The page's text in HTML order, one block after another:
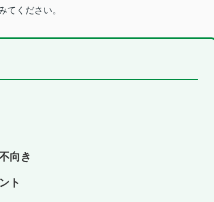
てください。
向き
ト